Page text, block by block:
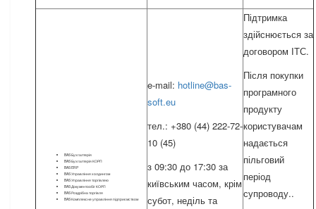
BAS Бухгалтерія
BAS Бухгалтерія КОРП
BAS ERP
BAS Управління холдингом
BAS Управління торгівлею
BAS Документообіг КОРП
BAS Роздрібна торгівля
BAS Комплексне управління підприємством
e-mail: hotline@bas-
soft.eu
тел.: +380 (44) 222-72-
10 (45)
з 09:30 до 17:30 за
київським часом, крім
субот, неділь та
Підтримка
здійснюється за
договором ІТС.
Після покупки
програмного
продукту
користувачам
надається
пільговий
період
супроводу..